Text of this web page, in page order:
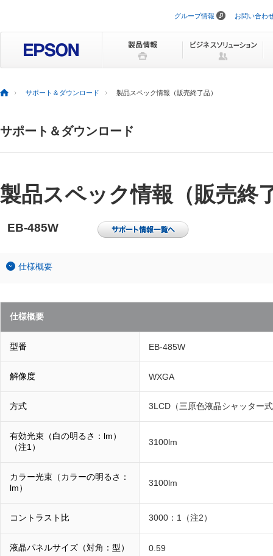
ビ
ョ
を
ス
グループ情報 お問い合わ
サポート＆ダウンロード 製品スペック情報（販売終了品）
サポート＆ダウンロード
製品スペック情報（販売終
EB-485W
仕様概要
仕様概要
型番 EB-485W
解像度 WXGA
方式 3LCD（三原色液晶シャッター
有効光束（白の明るさ：lm）
（注1）
3100lm
カラー光束（カラーの明るさ：
lm）
3100lm
コントラスト比 3000：1（注2）
液晶パネルサイズ（対角：型） 0.59